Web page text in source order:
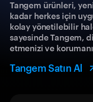
Tangem ürünleri,
kadar herkes için
kolay yönetilebilir
sayesinde Tangem,
etmenizi ve
Tangem Satın Al